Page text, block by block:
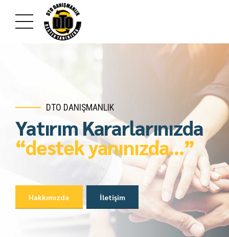
DTO DANIŞMANLIK
Yatırım Kararlarınızda
“destek yanınızda…”
Hakkımızda İletişim
MESEM
Ustalık Telafi Eğitim
Programları